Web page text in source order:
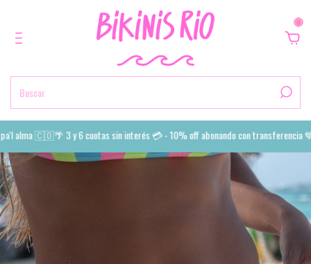
0
alma 🇨🇴🌴 3 y 6 cuotas sin interés 💳 - 10% off abonando con transferencia